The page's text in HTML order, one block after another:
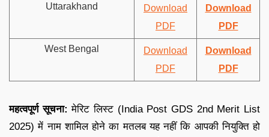
Uttarakhand
Download
PDF
Download
PDF
West Bengal
Download
PDF
Download
PDF
महत्वपूर्ण सूचना: मेरिट लिस्ट (India Post GDS 2nd Merit List
2025) में नाम शामिल होने का मतलब यह नहीं कि आपकी नियुक्ति हो